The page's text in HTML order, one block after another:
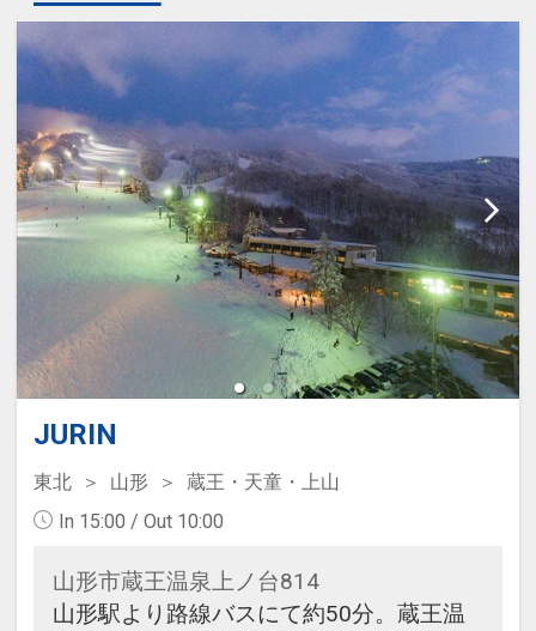
JURIN
東北 山形
蔵王・天童・上山
In 15:00 / Out 10:00
山形市蔵王温泉上ノ台814
山形駅より路線バスにて約50分。蔵王温